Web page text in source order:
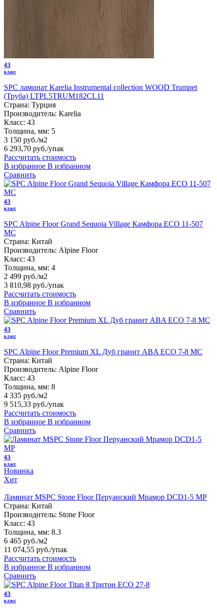
43
класс
SPC ламинат Karelia Instrumental collection WOOD Trumpet
(Труба) LTPL5TRUM182CL11
Страна: Турция
Производитель: Karelia
Класс: 43
Толщина, мм: 5
3 150 руб./м2
6 293,70 руб./упак
Рассчитать стоимость
В избранное В избранном
Сравнить
43
класс
SPC Alpine Floor Grand Sequoia Village Камфора ECO 11-507
MC
Страна: Китай
Производитель: Alpine Floor
Класс: 43
Толщина, мм: 4
2 499 руб./м2
3 810,98 руб./упак
Рассчитать стоимость
В избранное В избранном
Сравнить
43
класс
SPC Alpine Floor Premium XL Дуб гранит ABA ECO 7-8 MC
Страна: Китай
Производитель: Alpine Floor
Класс: 43
Толщина, мм: 8
4 335 руб./м2
9 515,33 руб./упак
Рассчитать стоимость
В избранное В избранном
Сравнить
43
класс
Новинка
Хит
Ламинат MSPC Stone Floor Перуанский Мрамор DCD1-5 MP
Страна: Китай
Производитель: Stone Floor
Класс: 43
Толщина, мм: 8.3
6 465 руб./м2
11 074,55 руб./упак
Рассчитать стоимость
В избранное В избранном
Сравнить
43
класс